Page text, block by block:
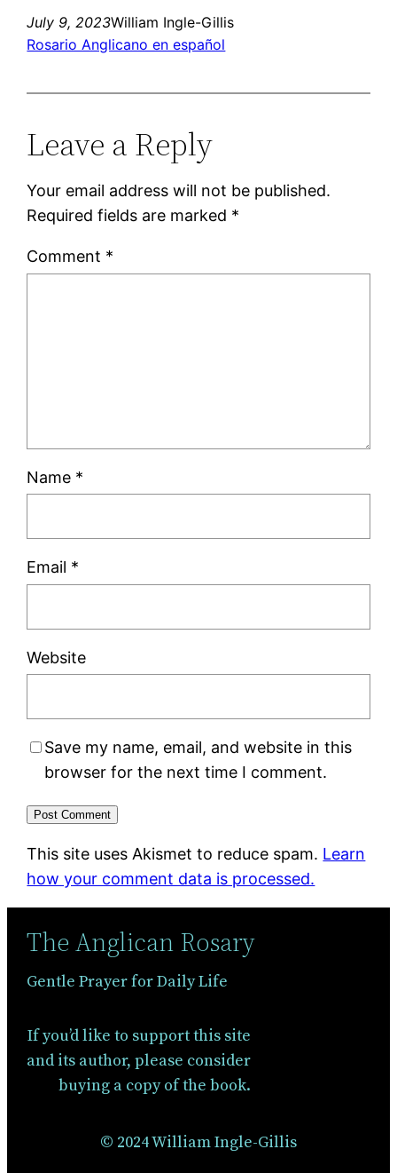
July 9, 2023William Ingle-Gillis
Rosario Anglicano en español
Leave a Reply
Your email address will not be published.
Required fields are marked *
Comment *
Name *
Email *
Website
Save my name, email, and website in this
browser for the next time I comment.
This site uses Akismet to reduce spam. Learn
how your comment data is processed.
The Anglican Rosary
Gentle Prayer for Daily Life
If you’d like to support this site
and its author, please consider
buying a copy of the book.
© 2024 William Ingle-Gillis